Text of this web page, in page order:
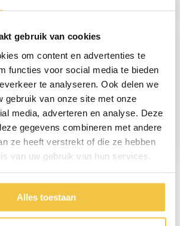
gebruik van cookies
om content en advertenties te
functies voor social media te bieden
te analyseren. Ook delen we
gebruik van onze site met onze
media, adverteren en analyse. Deze
gegevens combineren met andere
ze heeft verstrekt of die ze hebben
van uw gebruik van hun services.
Alles toestaan
blad
Bedverhoger /
meubelverhoger 13
cm (PER STUK)
5,95
1 2 3 4